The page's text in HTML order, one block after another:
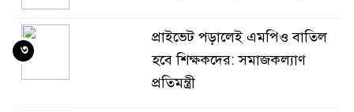
প্রাইভেট পড়ালেই এমপিও বাতিল
হবে শিক্ষকদের: সমাজকল্যাণ
প্রতিমন্ত্রী
৩